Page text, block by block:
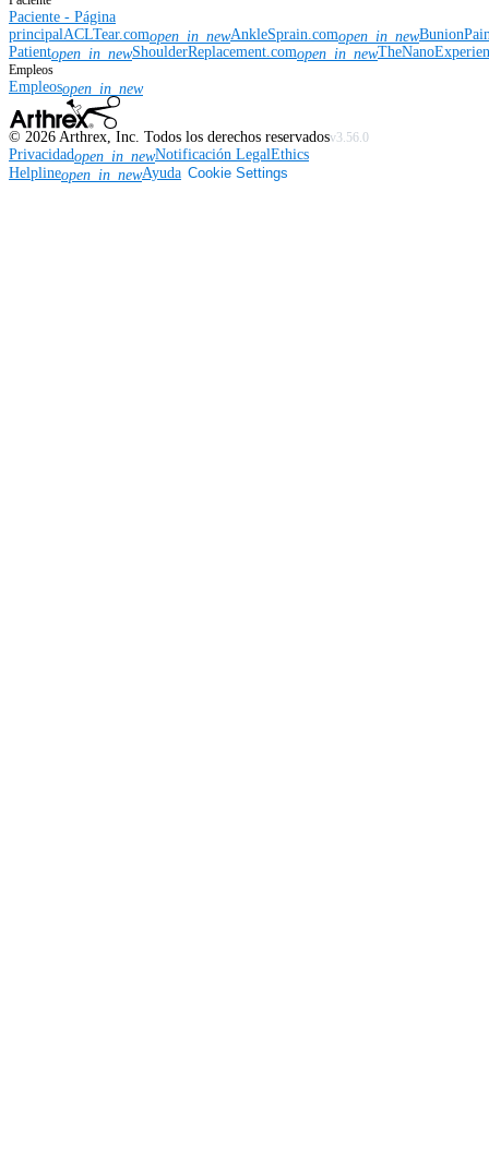
Paciente - Página
principalACLTear.comopen_in_newAnkleSprain.comopen_in_new
Patientopen_in_newShoulderReplacement.comopen_in_new
Empleos
Empleosopen_in_new
© 2026 Arthrex, Inc. Todos los derechos reservadosv3.56.0
Privacidadopen_in_newNotificación LegalEthics
Helplineopen_in_newAyuda Cookie Settings